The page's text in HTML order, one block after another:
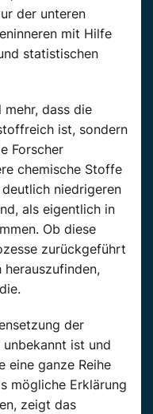
der unteren
mit Hilfe
statistischen
dass die
ist, sondern
Forscher
chemische Stoffe
niedrigeren
als eigentlich in
Ob diese
zurückgeführt
der
ist und
eine ganze Reihe
mögliche Erklärung
zeigt das